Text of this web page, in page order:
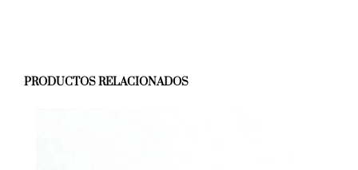
PRODUCTOS RELACIONADOS